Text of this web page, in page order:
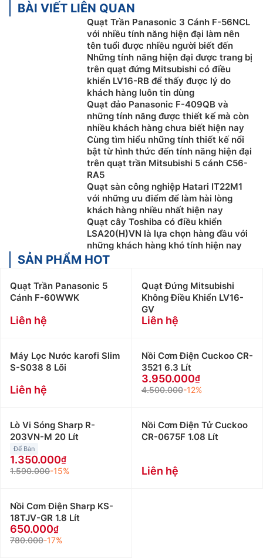
BÀI VIẾT LIÊN QUAN
Quạt Trần Panasonic 3 Cánh F-56NCL
với nhiều tính năng hiện đại làm nên
tên tuổi được nhiều người biết đến
Những tính năng hiện đại được trang bị
trên quạt đứng Mitsubishi có điều
khiển LV16-RB để thấy được lý do
khách hàng luôn tin dùng
Quạt đảo Panasonic F-409QB và
những tính năng được thiết kế mà còn
nhiều khách hàng chưa biết hiện nay
Cùng tìm hiểu những tính thiết kế nổi
bật từ hình thức đến tính năng hiện đại
trên quạt trần Mitsubishi 5 cánh C56-
RA5
Quạt sàn công nghiệp Hatari IT22M1
với những ưu điểm để làm hài lòng
khách hàng nhiều nhất hiện nay
Quạt cây Toshiba có điều khiển
LSA20(H)VN là lựa chọn hàng đầu với
những khách hàng khó tính hiện nay
SẢN PHẨM HOT
Quạt Trần Panasonic 5
Cánh F-60WWK
Liên hệ
Quạt Đứng Mitsubishi
Không Điều Khiển LV16-
GV
Liên hệ
Máy Lọc Nước karofi Slim
S-S038 8 Lõi
Liên hệ
Nồi Cơm Điện Cuckoo CR-
3521 6.3 Lít
3.950.000
4.500.000-12%
Lò Vi Sóng Sharp R-
203VN-M 20 Lít
Để Bàn
1.350.000
1.590.000-15%
Nồi Cơm Điện Tử Cuckoo
CR-0675F 1.08 Lít
Liên hệ
Nồi Cơm Điện Sharp KS-
18TJV-GR 1.8 Lít
650.000
780.000-17%